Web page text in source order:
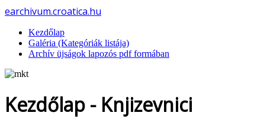
earchivum.croatica.hu
Kezdőlap
Galéria (Kategóriák listája)
Archív üjságok lapozós pdf formában
Kezdőlap - Knjizevnici